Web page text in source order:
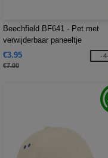
Beechfield BF641 - Pet met
verwijderbaar paneeltje
€3.95
€7.00
-